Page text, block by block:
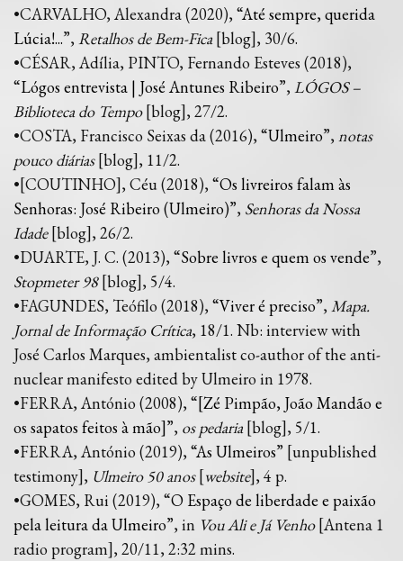
•CARVALHO, Alexandra (2020), “Até sempre, querida
Lúcia!...”, Retalhos de Bem-Fica[blog], 30/6.
•CÉSAR, Adília, PINTO, Fernando Esteves (2018),
“Lógos entrevista | José Antunes Ribeiro”, LÓGOS –
Biblioteca do Tempo[blog], 27/2.
•COSTA, Francisco Seixas da (2016), “Ulmeiro”, notas
pouco diárias[blog], 11/2.
•[COUTINHO], Céu (2018), “Os livreiros falam às
Senhoras: José Ribeiro (Ulmeiro)”, Senhoras da Nossa
Idade[blog], 26/2.
•DUARTE, J. C. (2013), “Sobre livros e quem os vende”,
Stopmeter 98[blog], 5/4.
•FAGUNDES, Teófilo (2018), “Viver é preciso”, Mapa.
Jornal de Informação Crítica, 18/1. Nb: interview with
José Carlos Marques, ambientalist co-author of the anti-
nuclear manifesto edited by Ulmeiro in 1978.
•FERRA, António (2008), “[Zé Pimpão, João Mandão e
os sapatos feitos à mão]”, os pedaria[blog], 5/1.
•FERRA, António (2019), “As Ulmeiros” [unpublished
testimony], Ulmeiro 50 anos[website], 4 p.
•GOMES, Rui (2019), “O Espaço de liberdade e paixão
pela leitura da Ulmeiro”, in Vou Ali e Já Venho[Antena 1
radio program], 20/11, 2:32 mins.